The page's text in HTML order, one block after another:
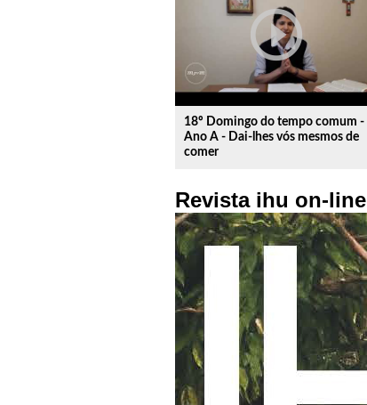
play_circle_outline
18º Domingo do tempo comum -
Ano A - Dai-lhes vós mesmos de
comer
Revista ihu on-line